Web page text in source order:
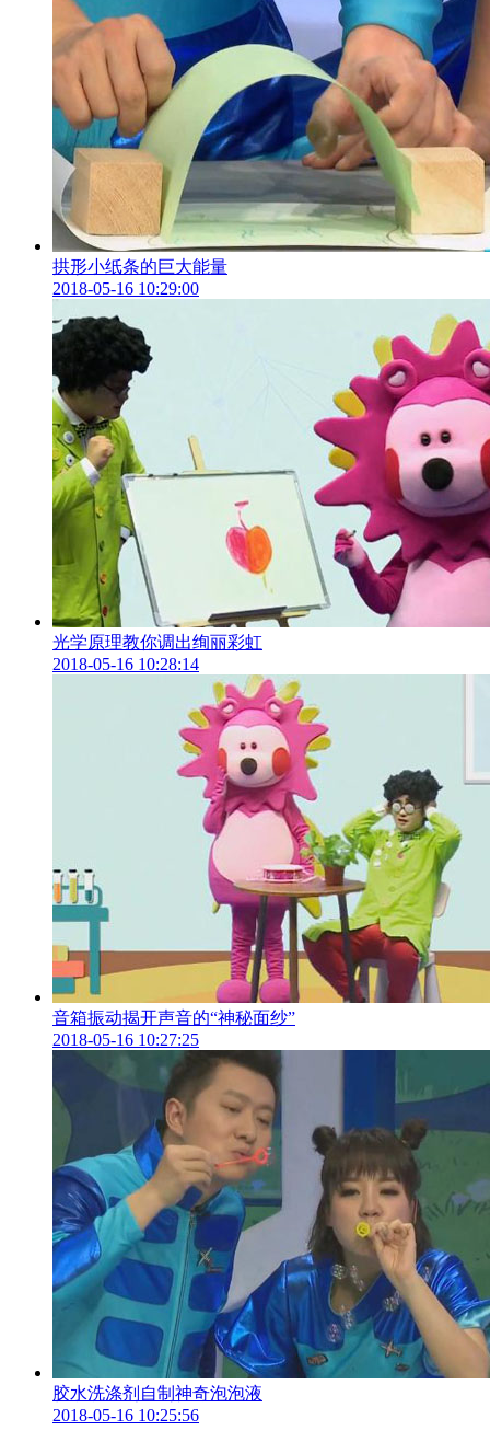
拱形小纸条的巨大能量
2018-05-16 10:29:00
光学原理教你调出绚丽彩虹
2018-05-16 10:28:14
音箱振动揭开声音的“神秘面纱”
2018-05-16 10:27:25
胶水洗涤剂自制神奇泡泡液
2018-05-16 10:25:56